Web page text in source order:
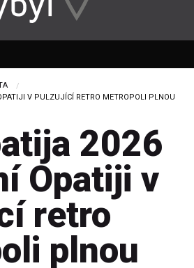
V PULZUJÍCÍ RETRO METROPOLI PLNOU
2026
Opatiji v
retro
plnou